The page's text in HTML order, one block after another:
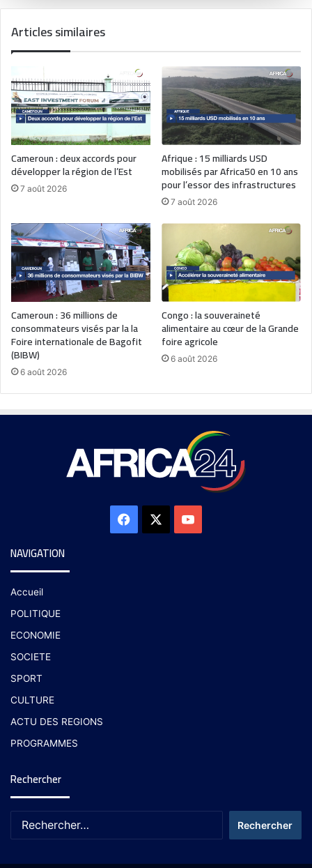
Articles similaires
Cameroun : deux accords pour
développer la région de l’Est
7 août 2026
Afrique : 15 milliards USD
mobilisés par Africa50 en 10 ans
pour l’essor des infrastructures
7 août 2026
Cameroun : 36 millions de
consommateurs visés par la la
Foire internationale de Bagofit
(BIBW)
6 août 2026
Congo : la souveraineté
alimentaire au cœur de la Grande
foire agricole
6 août 2026
NAVIGATION
Accueil
POLITIQUE
ECONOMIE
SOCIETE
SPORT
CULTURE
ACTU DES REGIONS
PROGRAMMES
Rechercher